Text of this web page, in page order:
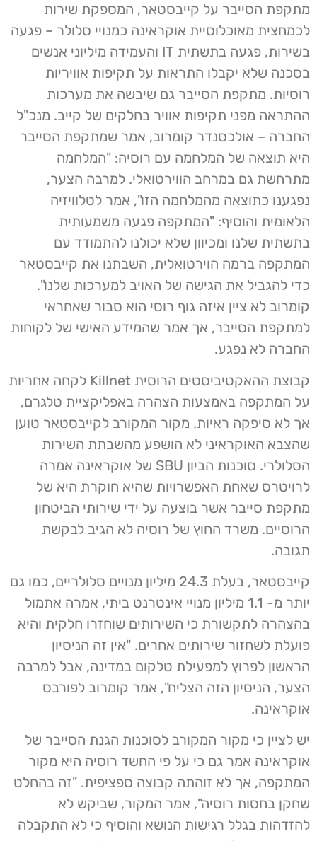
מתקפת הסייבר על קייבסטאר, המספקת שירות
לכמחצית מאוכלוסיית אוקראינה כמנויי סלולר – פגעה
בשירות, פגעה בתשתית IT והעמידה מיליוני אנשים
בסכנה שלא יקבלו התראות על תקיפות אוויריות
רוסיות. מתקפת הסייבר גם שיבשה את מערכות
ההתראה מפני תקיפות אוויר בחלקים של קייב. מנכ"ל
החברה – אולכסנדר קומרוב, אמר שמתקפת הסייבר
היא תוצאה של המלחמה עם רוסיה: "המלחמה
מתרחשת גם במרחב הווירטואלי. למרבה הצער,
נפגענו כתוצאה מהמלחמה הזו", אמר לטלוויזיה
הלאומית והוסיף: "המתקפה פגעה משמעותית
בתשתית שלנו ומכיוון שלא יכולנו להתמודד עם
המתקפה ברמה הוירטואלית, השבתנו את קייבסטאר
כדי להגביל את הגישה של האויב למערכות שלנו".
קומרוב לא ציין איזה גוף רוסי הוא סבור שאחראי
למתקפת הסייבר, אך אמר שהמידע האישי של לקוחות
החברה לא נפגע.
קבוצת ההאקטיביסטים הרוסית Killnet לקחה אחריות
על המתקפה באמצעות הצהרה באפליקציית טלגרם,
אך לא סיפקה ראיות. מקור המקורב לקייבסטאר טוען
שהצבא האוקראיני לא הושפע מהשבתת השירות
הסלולרי. סוכנות הביון SBU של אוקראינה אמרה
לרויטרס שאחת האפשרויות שהיא חוקרת היא של
מתקפת סייבר אשר בוצעה על ידי שירותי הביטחון
הרוסיים. משרד החוץ של רוסיה לא הגיב לבקשת
תגובה.
קייבסטאר, בעלת 24.3 מיליון מנויים סלולריים, כמו גם
יותר מ- 1.1 מיליון מנויי אינטרנט ביתי, אמרה אתמול
בהצהרה לתקשורת כי השירותים שוחזרו חלקית והיא
פועלת לשחזור שירותים אחרים. "אין זה הניסיון
הראשון לפרוץ למפעילת טלקום במדינה, אבל למרבה
הצער, הניסיון הזה הצליח", אמר קומרוב לפורבס
אוקראינה.
יש לציין כי מקור המקורב לסוכנות הגנת הסייבר של
אוקראינה אמר גם כי על פי החשד רוסיה היא מקור
המתקפה, אך לא זוהתה קבוצה ספציפית. "זה בהחלט
שחקן בחסות רוסיה", אמר המקור, שביקש לא
להזדהות בגלל רגישות הנושא והוסיף כי לא התקבלה